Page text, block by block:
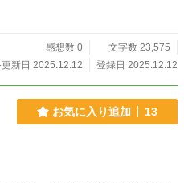
感想数 0
文字数 23,575
新日 2025.12.12
登録日 2025.12.12
お気に入り追加 13